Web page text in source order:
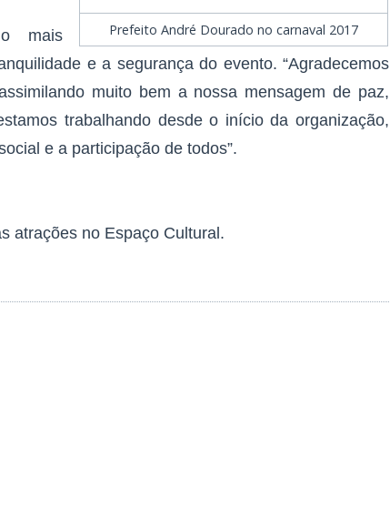
Prefeito André Dourado no carnaval 2017
mais
e a segurança do evento. “Agradecemos
muito bem a nossa mensagem de paz,
trabalhando desde o início da organização,
e a participação de todos”.
atrações no Espaço Cultural.